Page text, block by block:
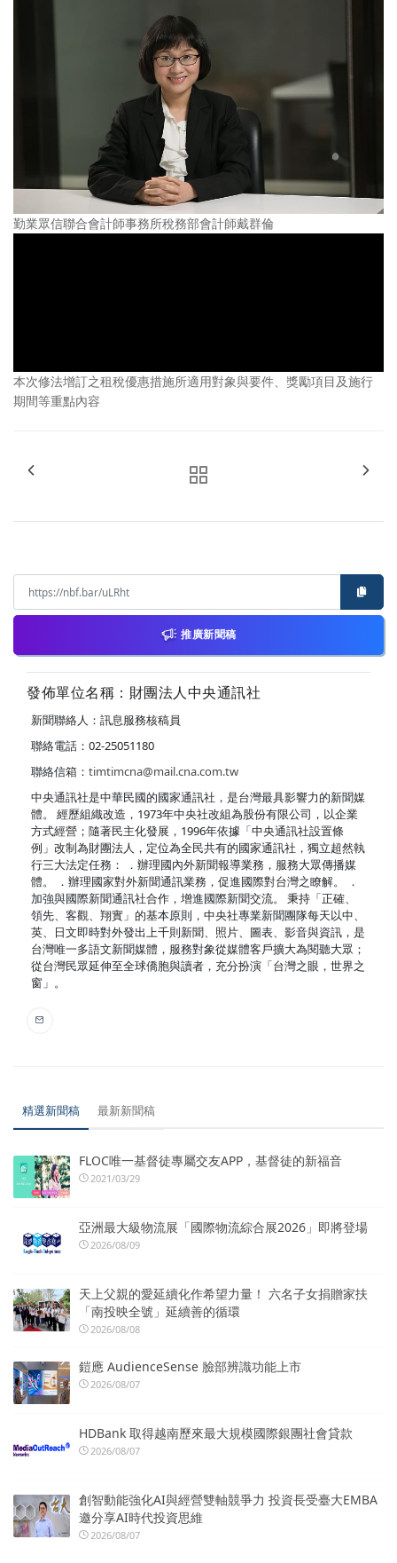
勤業眾信聯合會計師事務所稅務部會計師戴群倫
本次修法增訂之租稅優惠措施所適用對象與要件、獎勵項目及施行
期間等重點內容
推廣新聞稿
發佈單位名稱：財團法人中央通訊社
新聞聯絡人：訊息服務核稿員
聯絡電話：02-25051180
聯絡信箱： timtimcna@mail.cna.com.tw
中央通訊社是中華民國的國家通訊社，是台灣最具影響力的新聞媒
體。 經歷組織改造，1973年中央社改組為股份有限公司，以企業
方式經營；隨著民主化發展，1996年依據「中央通訊社設置條
例」改制為財團法人，定位為全民共有的國家通訊社，獨立超然執
行三大法定任務： ．辦理國內外新聞報導業務，服務大眾傳播媒
體。 ．辦理國家對外新聞通訊業務，促進國際對台灣之瞭解。 ．
加強與國際新聞通訊社合作，增進國際新聞交流。 秉持「正確、
領先、客觀、翔實」的基本原則，中央社專業新聞團隊每天以中、
英、日文即時對外發出上千則新聞、照片、圖表、影音與資訊，是
台灣唯一多語文新聞媒體，服務對象從媒體客戶擴大為閱聽大眾；
從台灣民眾延伸至全球僑胞與讀者，充分扮演「台灣之眼，世界之
窗」。
精選新聞稿 最新新聞稿
FLOC唯一基督徒專屬交友APP，基督徒的新福音
2021/03/29
亞洲最大級物流展「國際物流綜合展2026」即將登場
2026/08/09
天上父親的愛延續化作希望力量！ 六名子女捐贈家扶
「南投映全號」延續善的循環
2026/08/08
鎧應 AudienceSense 臉部辨識功能上市
2026/08/07
HDBank 取得越南歷來最大規模國際銀團社會貸款
2026/08/07
創智動能強化AI與經營雙軸競爭力 投資長受臺大EMBA
邀分享AI時代投資思維
2026/08/07